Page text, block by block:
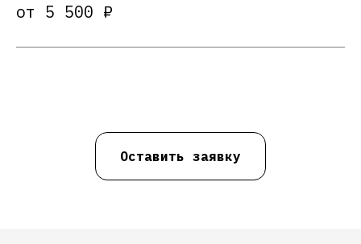
от 5 500 ₽
Оставить заявку